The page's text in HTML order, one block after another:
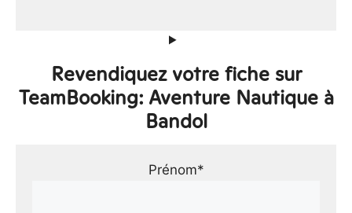
Revendiquez votre fiche sur
TeamBooking: Aventure Nautique à
Bandol
Prénom*